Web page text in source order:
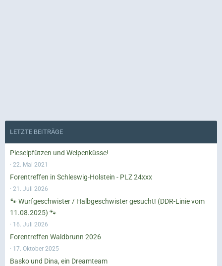
LETZTE BEITRÄGE
Pieselpfützen und Welpenküsse!
22. Mai 2021
Forentreffen in Schleswig-Holstein - PLZ 24xxx
21. Juli 2026
🐾 Wurfgeschwister / Halbgeschwister gesucht! (DDR-Linie vom
11.08.2025) 🐾
16. Juli 2026
Forentreffen Waldbrunn 2026
17. Oktober 2025
Basko und Dina, ein Dreamteam